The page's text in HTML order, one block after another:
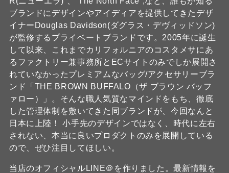
ブランドにデザインやアイディアを提供してきたデザ
イナーDouglas Davidson(ダグラス・デヴィッドソン)
が監修するプライベートブランドです。2005年に誕生
して以来、これまでカリフォルニアのコスタメサにあ
るファクトリー兼事務所とECサイトのみでしか展開さ
れていなかったプレミアムなバッグ/アクセサリーブラ
ンド「THE BROWN BUFFALO（ザ ブラウン バッフ
ァロー）」。そんな職人気質なマインドをもち、徹底
した管理体制を敷いてきた同ブランドが、今回なんと
日本に上陸！ 小手先のデザインではなく、時代に左右
されない、本当に良いプロダクトのみを展開している
ので、ぜひ注目してほしい。
当店のオフィシャルLINE＠を作りました。最新情報を